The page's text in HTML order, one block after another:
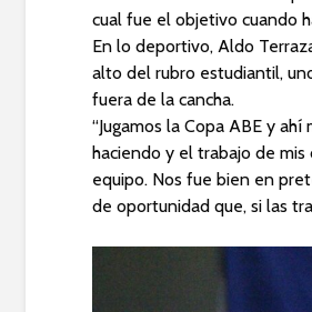
cual fue el objetivo cuando
En lo deportivo, Aldo
alto del rubro estudiantil,
fuera de la cancha.
“Jugamos la Copa ABE y
haciendo y el trabajo de
equipo. Nos fue bien en
de oportunidad que, si las